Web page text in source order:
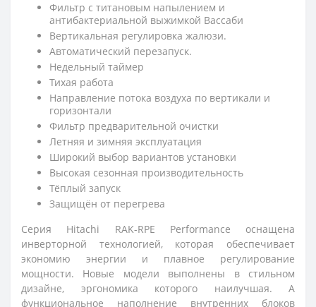
Фильтр с титановым напылением и
антибактериальной выжимкой Вассаби
Вертикальная регулировка жалюзи.
Автоматический перезапуск.
Недельный таймер
Тихая работа
Направление потока воздуха по вертикали и
горизонтали
Фильтр предварительной очистки
Летняя и зимняя эксплуатация
Широкий выбор вариантов установки
Высокая сезонная производительность
Тёплый запуск
Защищён от перегрева
Серия Hitachi RAK-RPE Performance оснащена
инверторной технологией, которая обеспечивает
экономию энергии и плавное регулирование
мощности. Новые модели выполнены в стильном
дизайне, эргономика которого наилучшая. А
функциональное наполнение внутренних блоков